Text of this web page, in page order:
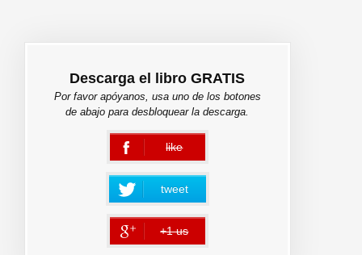
Descarga el libro GRATIS
Por favor apóyanos, usa uno de los botones
de abajo para desbloquear la descarga.
like
error
tweet
+1 us
error